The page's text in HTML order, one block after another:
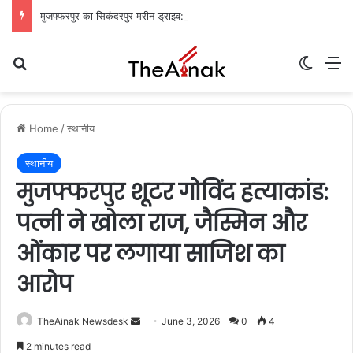
Home /स्थानीय
स्थानीय
मुजफ्फरपुर शूटर गोविंद हत्याकांड:
पत्नी ने खोला राज, जैस्मिन और
ओंकार पर लगाया साजिश का
आरोप
TheAinak Newsdesk June 3, 2026 0 4
2 minutes read